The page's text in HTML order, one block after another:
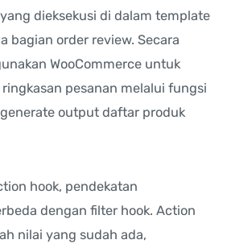
dieksekusi di dalam template
bagian order review. Secara
WooCommerce untuk
pesanan melalui fungsi
output daftar produk
hook, pendekatan
dengan filter hook. Action
nilai yang sudah ada,